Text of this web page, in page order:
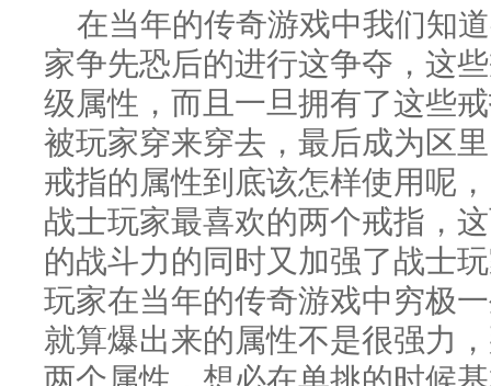
在当年的传奇游戏中我们知
家争先恐后的进行这争夺，这
级属性，而且一旦拥有了这些
被玩家穿来穿去，最后成为区
戒指的属性到底该怎样使用呢
战士玩家最喜欢的两个戒指，
的战斗力的同时又加强了战士
玩家在当年的传奇游戏中穷极
就算爆出来的属性不是很强力